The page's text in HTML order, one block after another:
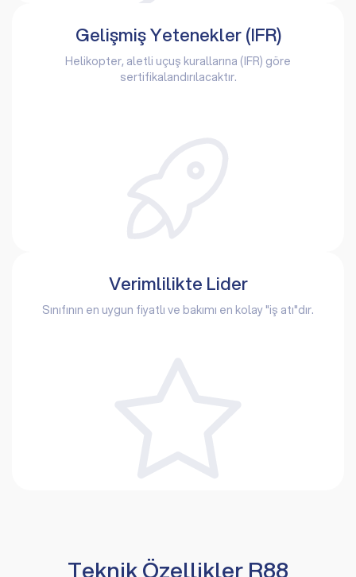
Gelişmiş Yetenekler (IFR)
Helikopter, aletli uçuş kurallarına (IFR) göre
sertifikalandırılacaktır.
Verimlilikte Lider
Sınıfının en uygun fiyatlı ve bakımı en kolay "iş atı"dır.
Teknik Özellikler R88